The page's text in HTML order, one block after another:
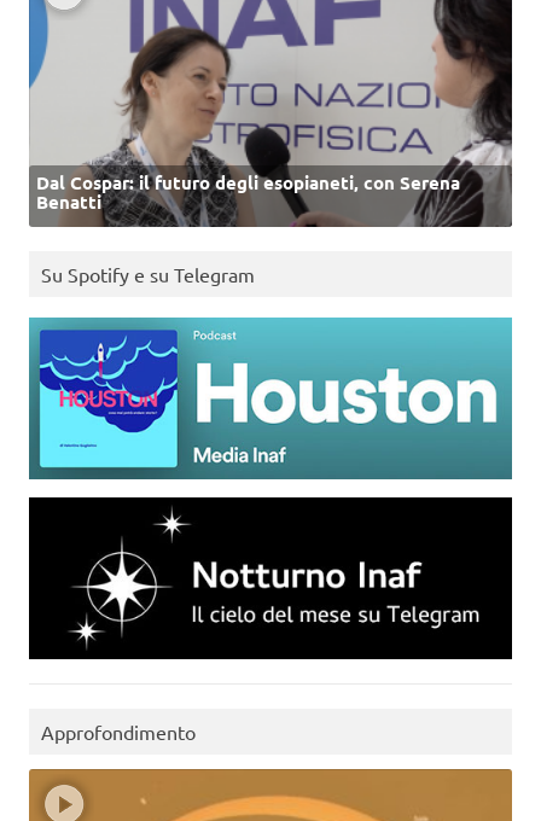
Dal Cospar: il futuro degli esopianeti, con Serena
Benatti
Su Spotify e su Telegram
Approfondimento